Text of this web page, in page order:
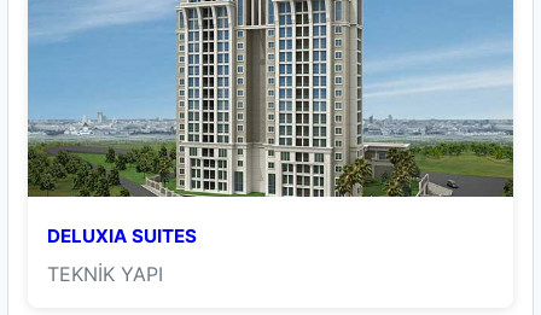
DELUXIA SUITES
TEKNİK YAPI